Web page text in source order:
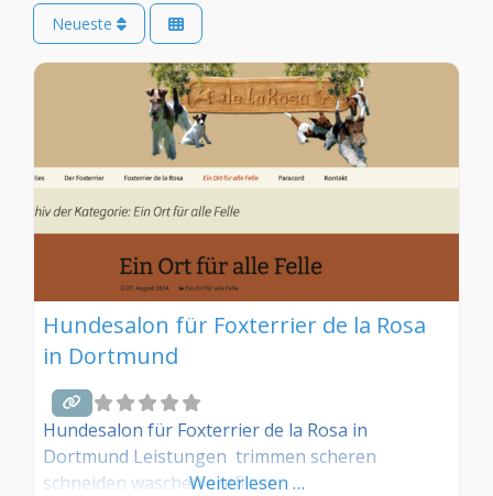
Neueste
Hundesalon für Foxterrier de la Rosa
in Dortmund
Hundesalon für Foxterrier de la Rosa in
Dortmund Leistungen trimmen scheren
schneiden waschen entfilzen
Weiterlesen …